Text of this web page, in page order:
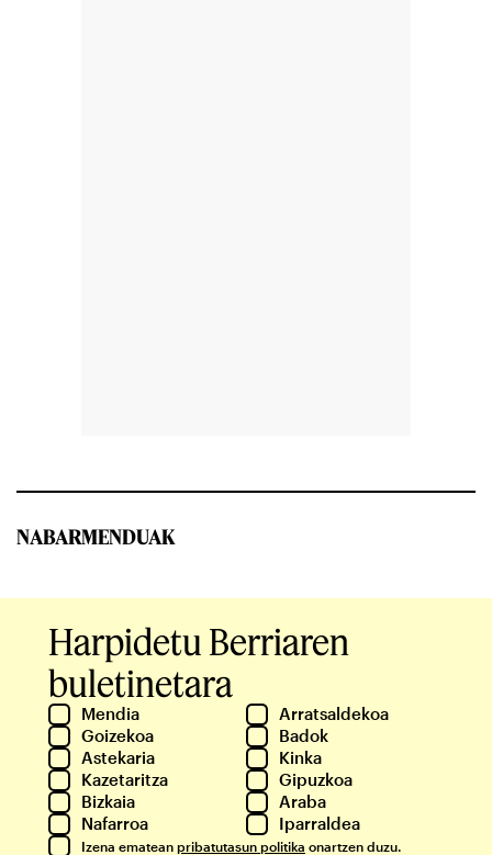
NABARMENDUAK
Harpidetu Berriaren
buletinetara
Mendia
Arratsaldekoa
Goizekoa
Badok
Astekaria
Kinka
Kazetaritza
Gipuzkoa
Bizkaia
Araba
Nafarroa
Iparraldea
Izena ematean pribatutasun politika onartzen duzu.